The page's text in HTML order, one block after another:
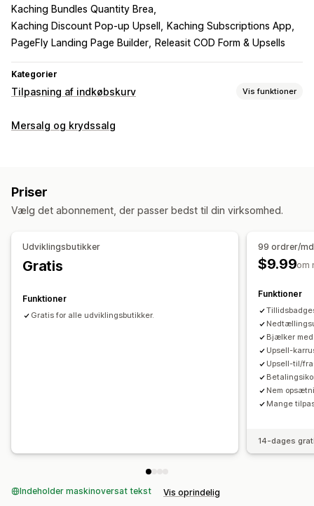
Kaching Bundles Quantity Brea
Kaching Discount Pop‑up Upsell
Kaching Subscriptions App
PageFly Landing Page Builder
Releasit COD Form & Upsells
Kategorier
Tilpasning af indkøbskurv Vis funktioner
Kurvvisning
Mersalg
Produktanbefalinger
Køb mere, spar mere
Gratis levering
Mersalg og krydssalg
Priser
Vælg det abonnement, der passer bedst til din virksomhed.
Udviklingsbutikker
Gratis
Funktioner
Gratis for alle udviklingsbutikker.
99 ordrer/
$9.99om
Funktioner
Bjælker
Upsell-
Upsell-til/
Nem
Mange
14-dages
Indeholder maskinoversat tekst Vis oprindelig